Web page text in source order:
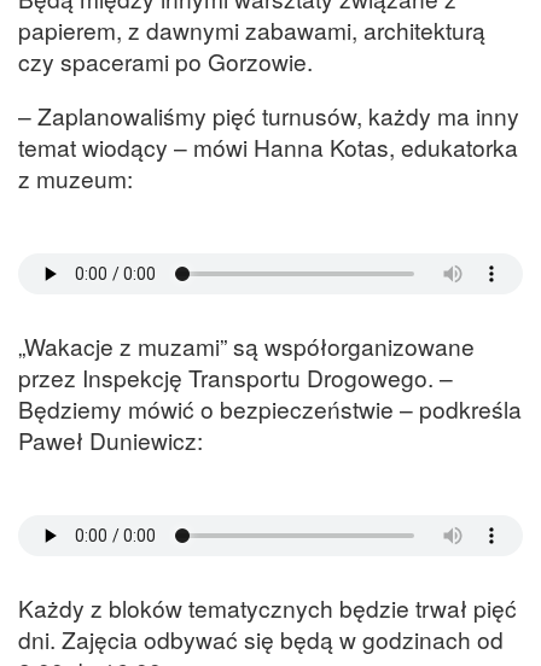
papierem, z dawnymi zabawami, architekturą
czy spacerami po Gorzowie.
– Zaplanowaliśmy pięć turnusów, każdy ma inny
temat wiodący – mówi Hanna Kotas, edukatorka
z muzeum:
„Wakacje z muzami” są współorganizowane
przez Inspekcję Transportu Drogowego. –
Będziemy mówić o bezpieczeństwie – podkreśla
Paweł Duniewicz:
Każdy z bloków tematycznych będzie trwał pięć
dni. Zajęcia odbywać się będą w godzinach od